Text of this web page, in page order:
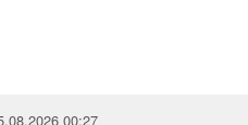
00:27